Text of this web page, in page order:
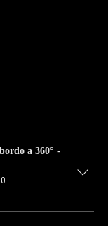
a 360° -